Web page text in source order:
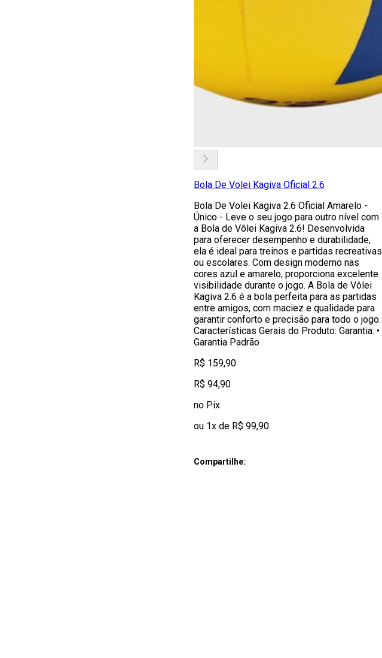
Bola De Volei Kagiva Oficial 2.6
Bola De Volei Kagiva 2.6 Oficial Amarelo -
Único - Leve o seu jogo para outro nível com
a Bola de Vôlei Kagiva 2.6! Desenvolvida
para oferecer desempenho e durabilidade,
ela é ideal para treinos e partidas recreativas
ou escolares. Com design moderno nas
cores azul e amarelo, proporciona excelente
visibilidade durante o jogo. A Bola de Vôlei
Kagiva 2.6 é a bola perfeita para as partidas
entre amigos, com maciez e qualidade para
garantir conforto e precisão para todo o jogo.
Características Gerais do Produto: Garantia: •
Garantia Padrão
R$ 159,90
R$ 94,90
no Pix
ou 1x de R$ 99,90
Compartilhe: